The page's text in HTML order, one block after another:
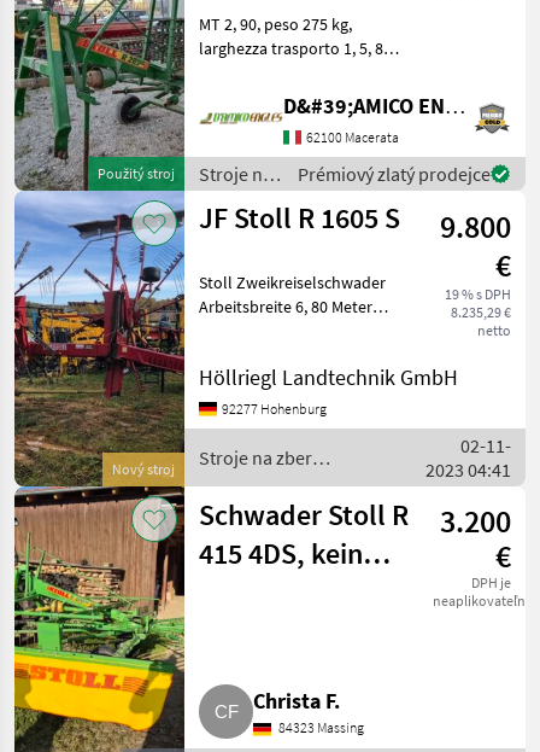
Použitý stroj
MT 2, 90, peso 275 kg,
larghezza trasporto 1, 5, 8
Stroje na zber objemových
krmív Rotačné zhrňovače
D&#39;AMICO ENGLES SRL
62100 Macerata
Stroje na
zber
objemových
Stoll
Prémiový zlatý prodejce
Nový stroj
JF Stoll R 1605 S
9.800
€
19 % s DPH
8.235,29 €
netto
Stoll Zweikreiselschwader
Arbeitsbreite 6, 80 Meter
krmív Rotačné zhrňovače
Höllriegl Landtechnik GmbH
92277 Hohenburg
Stroje na zber
objemových krmív / Stoll
02-11-
2023 04:41
Schwader Stoll R
415 4DS, kein
3.200
€
DPH je
neaplikovateľné
Christa F.
84323 Massing